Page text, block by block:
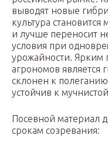
выводят новые
культура
и лучше переносит
условия при
урожайности. Ярким
агрономов является
склонен к
устойчив к
Посевной материал
срокам созревания: